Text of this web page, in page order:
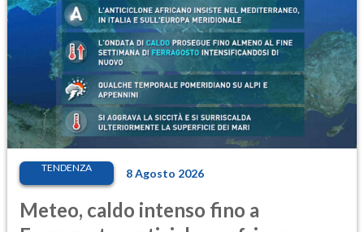
TENDENZA 8 Agosto 2026
Meteo, caldo intenso fino a